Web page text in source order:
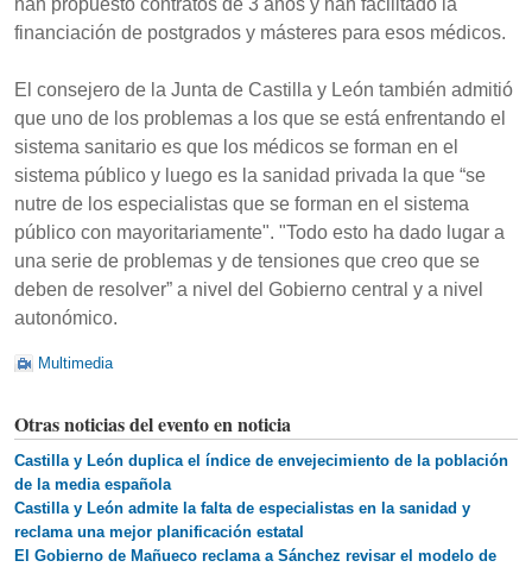
han propuesto contratos de 3 años y han facilitado la
financiación de postgrados y másteres para esos médicos.
El consejero de la Junta de Castilla y León también admitió
que uno de los problemas a los que se está enfrentando el
sistema sanitario es que los médicos se forman en el
sistema público y luego es la sanidad privada la que “se
nutre de los especialistas que se forman en el sistema
público con mayoritariamente". "Todo esto ha dado lugar a
una serie de problemas y de tensiones que creo que se
deben de resolver” a nivel del Gobierno central y a nivel
autonómico.
Multimedia
Otras noticias del evento en noticia
Castilla y León duplica el índice de envejecimiento de la población
de la media española
Castilla y León admite la falta de especialistas en la sanidad y
reclama una mejor planificación estatal
El Gobierno de Mañueco reclama a Sánchez revisar el modelo de